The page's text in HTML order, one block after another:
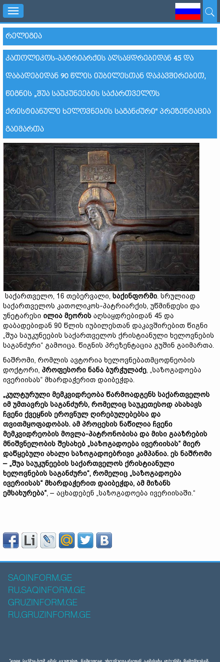
Toggle
navigation
ᲠᲔᲚᲘᲒᲘᲐ
ᲙᲐᲗᲝᲚᲘᲙᲝᲡ-ᲞᲐᲢᲠᲘᲐᲠᲥᲘᲡ ᲐᲦᲡᲐᲧᲓᲠᲔᲑᲘᲓᲐᲜ 45 ᲓᲐ
ᲓᲐᲑᲐᲓᲔᲑᲘᲓᲐᲜ 90 ᲬᲚᲘᲡ ᲘᲣᲑᲘᲚᲔᲡᲗᲐᲜ ᲓᲐᲙᲐᲕᲨᲘᲠᲔᲑᲘᲗ,
ᲬᲘᲒᲜᲘᲡ „ᲨᲣᲐ ᲡᲐᲣᲙᲣᲜᲔᲔᲑᲘᲡ ᲡᲐᲥᲐᲠᲗᲕᲔᲚᲝᲡ
ᲥᲠᲘᲡᲢᲘᲐᲜᲣᲚᲘ ᲮᲔᲚᲝᲕᲜᲔᲑᲘᲡ ᲡᲐᲒᲐᲜᲫᲣᲠᲘ“ ᲞᲠᲔᲖᲔᲜᲢᲐᲪᲘᲐ
ᲒᲐᲘᲛᲐᲠᲗᲐ
საქართველო, 16 თებერვალი, საქინფორმი. სრულიად
საქართველოს კათოლიკოს-პატრიარქის, უწმინდესი და
უნეტარესი ილია მეორის აღსაყდრებიდან 45 და
დაბადებიდან 90 წლის იუბილესთან დაკავშირებით წიგნი
„შუა საუკუნეების საქართველოს ქრისტიანული ხელოვნების
საგანძური“ გამოიცა. წიგნის პრეზენტაცია გუშინ გაიმართა.
ნაშრომი, რომლის ავტორია ხელოვნებათმცოდნეობის
დოქტორი, პროფესორი ნანა ბურჭულაძე, „საზოგადოება
ივერიისას“ მხარდაჭერით დაიბეჭდა.
„კულტურული მემკვიდრეობა წარმოადგენს საქართველოს
იმ უმთავრეს საგანძურს, რომელიც საუკეთესოდ ასახავს
ჩვენი ქვეყნის ეროვნულ ღირებულებებსა და
თვითმყოფადობას. ამ პროცესის ნაწილია ჩვენი
მემკვიდრეობის მოვლა-პატრონობისა და მისი გააზრების
მნიშვნელობის შესახებ „საზოგადოება ივერიისას“ მიერ
დაწყებული ახალი საზოგადოებრივი კამპანია. ეს ნაშრომი
– „შუა საუკუნეების საქართველოს ქრისტიანული
ხელოვნების საგანძური“, რომელიც „საზოგადოება
ივერიისას“ მხარდაჭერით დაიბეჭდა, ამ მიზანს
ემსახურება“, – აცხადებენ „საზოგადოება ივერიისაში.“
SAQINFORM.GE
RU.SAQINFORM.GE
GRUZINFORM.GE
RU.GRUZINFORM.GE